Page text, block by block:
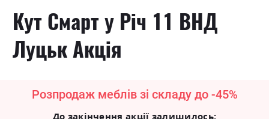
Кут Смарт у Річ 11 ВНД
Луцьк Акція
Розпродаж меблів зі складу до -45%
До закінчення акції залишилось: